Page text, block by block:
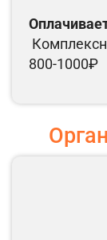
800-1000₽